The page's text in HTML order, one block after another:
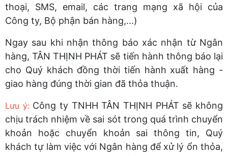
thoại, SMS, email, các trang mạng xã hội của
Công ty, Bộ phận bán hàng,...)
Ngay sau khi nhận thông báo xác nhận từ Ngân
hàng, TÂN THỊNH PHÁT sẽ tiến hành thông báo lại
cho Quý khách đồng thời tiến hành xuất hàng -
giao hàng đúng thời gian đã thỏa thuận.
Lưu ý: Công ty TNHH TÂN THỊNH PHÁT sẽ không
chịu trách nhiệm về sai sót trong quá trình chuyển
khoản hoặc chuyển khoản sai thông tin, Quý
khách tự làm việc với Ngân hàng để xử lý ổn thỏa,